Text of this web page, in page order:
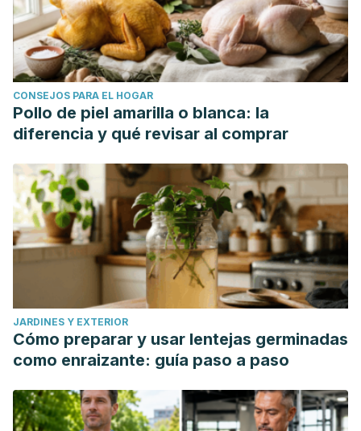
CONSEJOS PARA EL HOGAR
Pollo de piel amarilla o blanca: la
diferencia y qué revisar al comprar
JARDINES Y EXTERIOR
Cómo preparar y usar lentejas germinadas
como enraizante: guía paso a paso